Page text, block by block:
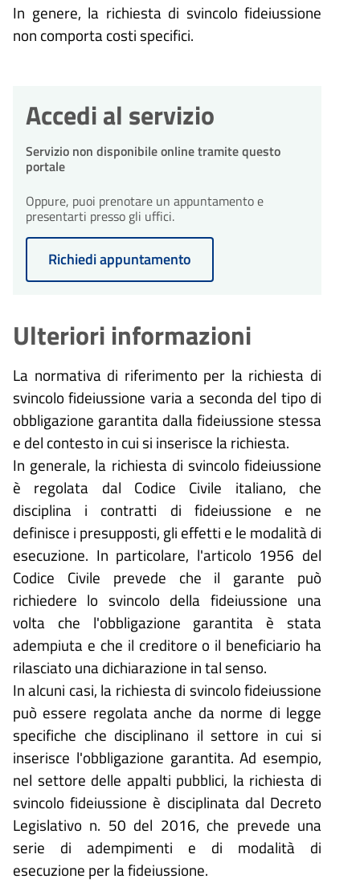
In genere, la richiesta di svincolo fideiussione
non comporta costi specifici.
Accedi al servizio
Servizio non disponibile online tramite questo
portale
Oppure, puoi prenotare un appuntamento e
presentarti presso gli uffici.
Richiedi appuntamento
Ulteriori informazioni
La normativa di riferimento per la richiesta di
svincolo fideiussione varia a seconda del tipo di
obbligazione garantita dalla fideiussione stessa
e del contesto in cui si inserisce la richiesta.
In generale, la richiesta di svincolo fideiussione
è regolata dal Codice Civile italiano, che
disciplina i contratti di fideiussione e ne
definisce i presupposti, gli effetti e le modalità di
esecuzione. In particolare, l'articolo 1956 del
Codice Civile prevede che il garante può
richiedere lo svincolo della fideiussione una
volta che l'obbligazione garantita è stata
adempiuta e che il creditore o il beneficiario ha
rilasciato una dichiarazione in tal senso.
In alcuni casi, la richiesta di svincolo fideiussione
può essere regolata anche da norme di legge
specifiche che disciplinano il settore in cui si
inserisce l'obbligazione garantita. Ad esempio,
nel settore delle appalti pubblici, la richiesta di
svincolo fideiussione è disciplinata dal Decreto
Legislativo n. 50 del 2016, che prevede una
serie di adempimenti e di modalità di
esecuzione per la fideiussione.